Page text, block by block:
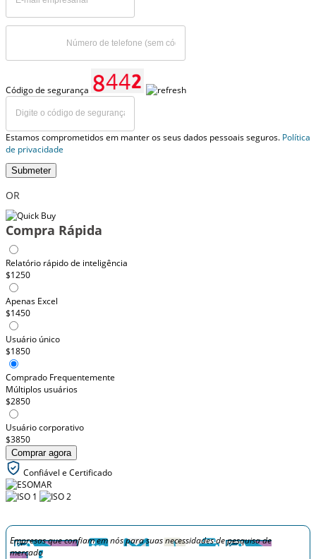
Código de segurança
Estamos comprometidos em manter os seus dados pessoais seguros. Política
de privacidade
Submeter
OR
Compra Rápida
Relatório rápido de inteligência
$1250
Apenas Excel
$1450
Usuário único
$1850
Comprado Frequentemente
Múltiplos usuários
$2850
Usuário corporativo
$3850
Comprar agora
Confiável e Certificado
Empresas que confiam em nós para suas necessidades de pesquisa de
mercado